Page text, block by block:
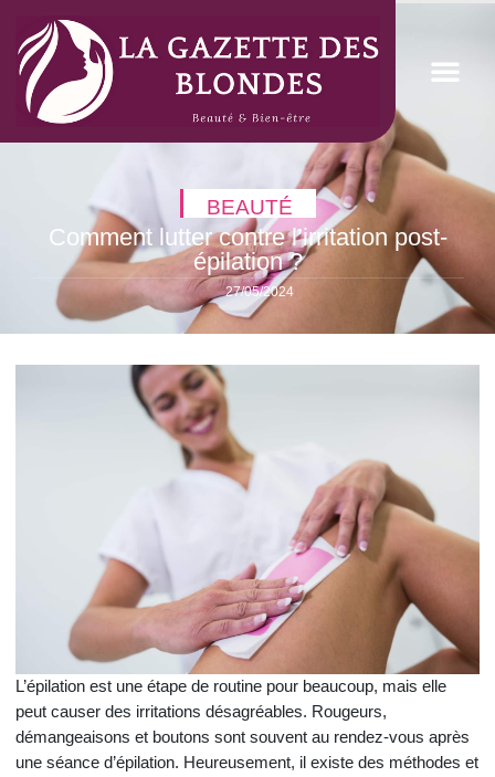
BEAUTÉ
Comment lutter contre l’irritation post-
épilation ?
27/05/2024
L’épilation est une étape de routine pour beaucoup, mais elle
peut causer des irritations désagréables. Rougeurs,
démangeaisons et boutons sont souvent au rendez-vous après
une séance d’épilation. Heureusement, il existe des méthodes et